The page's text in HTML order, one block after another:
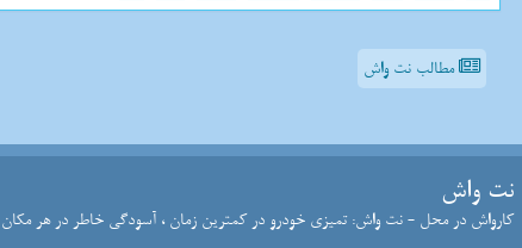
مطالب نت واش
نت واش
کارواش در محل - نت واش: تمیزی خودرو در کمترین زمان ، آسودگی خاطر در هر مکان